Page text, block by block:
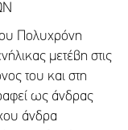
Πολυχρόνη
μετέβη στις
του και στη
ως άνδρας
άνδρα